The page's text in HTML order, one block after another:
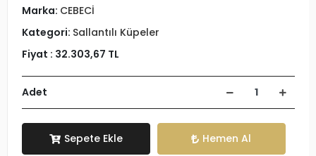
Marka: CEBECİ
Kategori: Sallantılı Küpeler
Fiyat : 32.303,67 TL
Adet
Sepete Ekle Hemen Al